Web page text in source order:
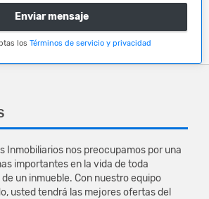
Enviar mensaje
los Términos de servicio y privacidad
Inmobiliarios nos preocupamos por una
importantes en la vida de toda
un inmueble. Con nuestro equipo
usted tendrá las mejores ofertas del